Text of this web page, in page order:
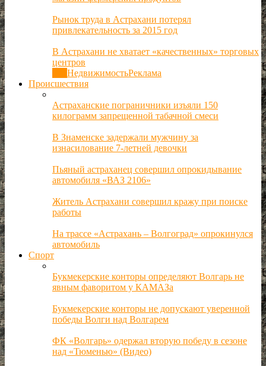
Рынок труда в Астрахани потерял
привлекательность за 2015 год
В Астрахани не хватает «качественных» торговых
центров
НедвижимостьРеклама
Происшествия
Астраханские пограничники изъяли 150
килограмм запрещенной табачной смеси
В Знаменске задержали мужчину за
изнасилование 7-летней девочки
Пьяный астраханец совершил опрокидывание
автомобиля «ВАЗ 2106»
Житель Астрахани совершил кражу при поиске
работы
На трассе «Астрахань – Волгоград» опрокинулся
автомобиль
Спорт
Букмекерские конторы определяют Волгарь не
явным фаворитом у КАМАЗа
Букмекерские конторы не допускают уверенной
победы Волги над Волгарем
ФК «Волгарь» одержал вторую победу в сезоне
над «Тюменью» (Видео)